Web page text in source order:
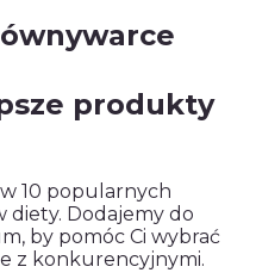
produkty
10 popularnych
diety. Dodajemy do
by pomóc Ci wybrać
z konkurencyjnymi.